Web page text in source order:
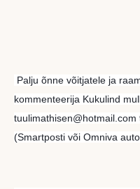
Palju õnne võitjatele ja
kommenteerija Kukulind
(Smartposti või Omniva